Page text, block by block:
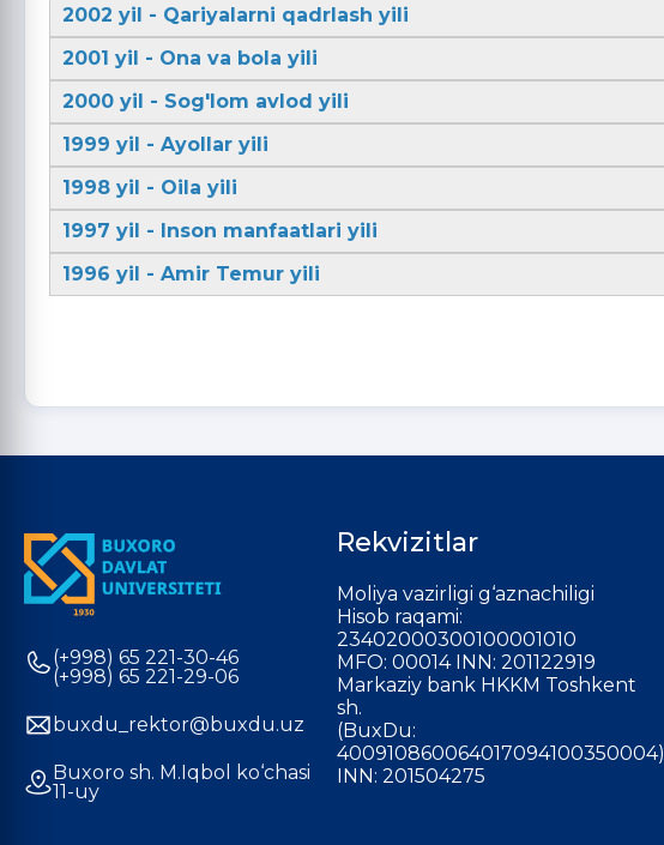
2002 yil - Qariyalarni qadrlash yili
2001 yil - Ona va bola yili
2000 yil - Sog'lom avlod yili
1999 yil - Ayollar yili
1998 yil - Oila yili
1997 yil - Inson manfaatlari yili
1996 yil - Amir Temur yili
(+998) 65 221-30-46
(+998) 65 221-29-06
buxdu_rektor@buxdu.uz
Buxoro sh. M.Iqbol ko‘chasi
11-uy
Rekvizitlar
Moliya vazirligi g‘aznachiligi
Hisob raqami:
23402000300100001010
MFO: 00014 INN: 201122919
Markaziy bank HKKM Toshkent
sh.
(BuxDu:
400910860064017094100350004)
INN: 201504275